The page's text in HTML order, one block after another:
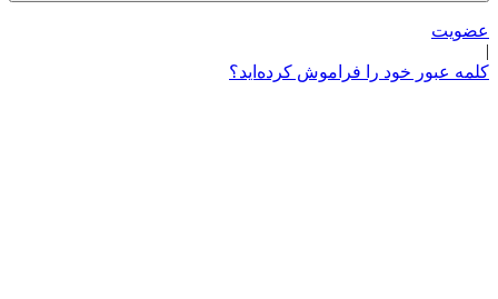
عضویت
|
کلمه عبور خود را فراموش کرده‌اید؟